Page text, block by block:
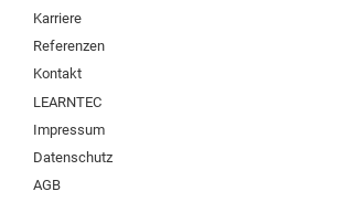
Karriere
Referenzen
Kontakt
LEARNTEC
Impressum
Datenschutz
AGB